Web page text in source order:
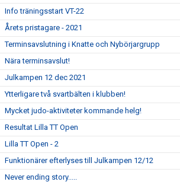
Info träningsstart VT-22
Årets pristagare - 2021
Terminsavslutning i Knatte och Nybörjargrupp
Nära terminsavslut!
Julkampen 12 dec 2021
Ytterligare två svartbälten i klubben!
Mycket judo-aktiviteter kommande helg!
Resultat Lilla TT Open
Lilla TT Open - 2
Funktionärer efterlyses till Julkampen 12/12
Never ending story.....